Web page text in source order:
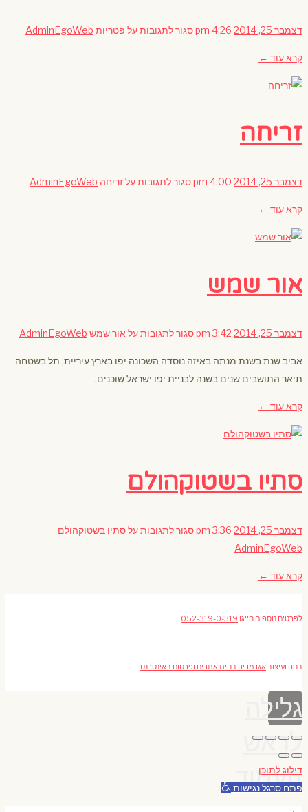
דצמבר 25, 2014 4:26 pm סגור לתגובותעל פטריות AdminEgoWeb
קרא עוד ←
זריחה
דצמבר 25, 2014 4:00 pm סגור לתגובותעל זריחה AdminEgoWeb
קרא עוד ←
אור שמש
דצמבר 25, 2014 3:42 pm סגור לתגובותעל אור שמש AdminEgoWeb
אביב שנת בשנת מנתה באיזה נוסדה השכונה יפו בארץ עיריית, תל בשטחה
תיאר התושבים שנים בשנה לבניית יפו ישראל שוכנים.
קרא עוד ←
סתיו בשטוקהולם
דצמבר 25, 2014 3:36 pm סגור לתגובותעל סתיו בשטוקהולם
AdminEgoWeb
קרא עוד ←
לפרטים נוספים חייגו 052-319-0-319
בניה ועיצובאגו מדיה בניית אתרים ופרסום באינטרנט
גלילה
לראש
העמוד
דילוג לתוכן
פתח סרגל נגישות